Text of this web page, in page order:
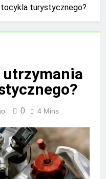
turystycznego?
utrzymania
0 4 Mins